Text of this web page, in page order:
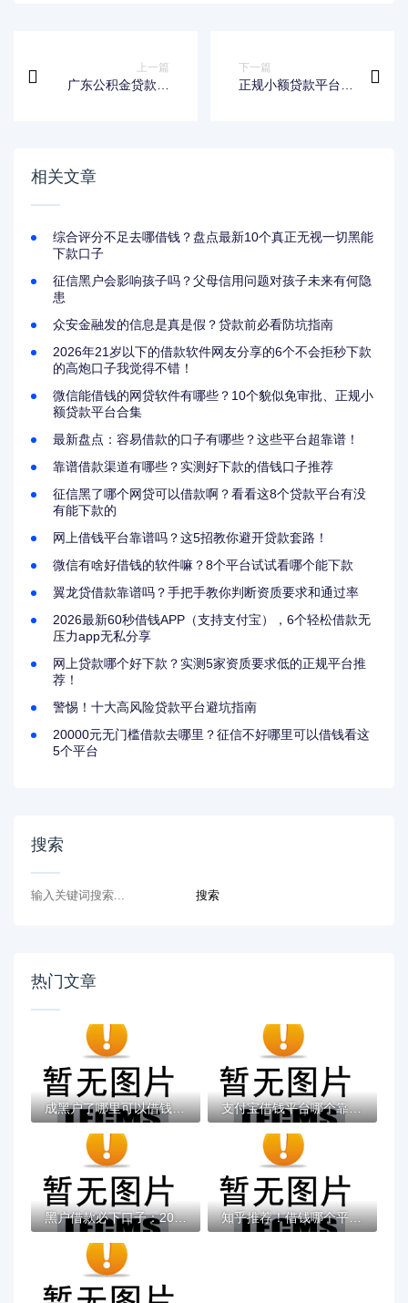
上一篇
广东公积金贷款平
下一篇
正规小额贷款平台有
相关文章
综合评分不足去哪借钱？盘点最新10个真正无视一切黑能
下款口子
征信黑户会影响孩子吗？父母信用问题对孩子未来有何隐
患
众安金融发的信息是真是假？贷款前必看防坑指南
2026年21岁以下的借款软件网友分享的6个不会拒秒下款
的高炮口子我觉得不错！
微信能借钱的网贷软件有哪些？10个貌似免审批、正规小
额贷款平台合集
最新盘点：容易借款的口子有哪些？这些平台超靠谱！
靠谱借款渠道有哪些？实测好下款的借钱口子推荐
征信黑了哪个网贷可以借款啊？看看这8个贷款平台有没
有能下款的
网上借钱平台靠谱吗？这5招教你避开贷款套路！
微信有啥好借钱的软件嘛？8个平台试试看哪个能下款
翼龙贷借款靠谱吗？手把手教你判断资质要求和通过率
2026最新60秒借钱APP（支持支付宝），6个轻松借款无
压力app无私分享
网上贷款哪个好下款？实测5家资质要求低的正规平台推
荐！
警惕！十大高风险贷款平台避坑指南
20000元无门槛借款去哪里？征信不好哪里可以借钱看这
5个平台
搜索
热门文章
成黑户了哪里可以借钱急用啊，2025五大专属... 支付宝借钱平台哪个靠谱？实测这5款低息灵活...
黑户借款必下口子：2025推荐5个通过率100%的... 知乎推荐！借钱哪个平台靠谱？这5个低息正规...